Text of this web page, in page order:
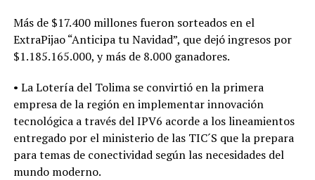
Más de $17.400 millones fueron sorteados en el
ExtraPijao “Anticipa tu Navidad”, que dejó ingresos por
$1.185.165.000, y más de 8.000 ganadores.
• La Lotería del Tolima se convirtió en la primera
empresa de la región en implementar innovación
tecnológica a través del IPV6 acorde a los lineamientos
entregado por el ministerio de las TIC´S que la prepara
para temas de conectividad según las necesidades del
mundo moderno.